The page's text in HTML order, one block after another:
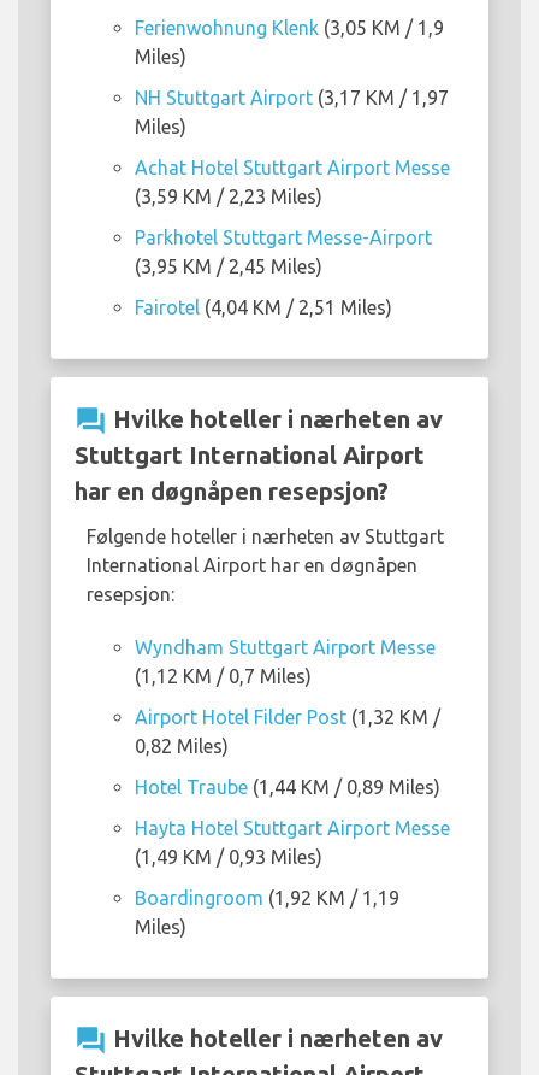
Ferienwohnung Klenk (3,05 KM / 1,9
Miles)
NH Stuttgart Airport (3,17 KM / 1,97
Miles)
Achat Hotel Stuttgart Airport Messe
(3,59 KM / 2,23 Miles)
Parkhotel Stuttgart Messe-Airport
(3,95 KM / 2,45 Miles)
Fairotel (4,04 KM / 2,51 Miles)
question_answer Hvilke hoteller i nærheten av
Stuttgart International Airport
har en døgnåpen resepsjon?
Følgende hoteller i nærheten av Stuttgart
International Airport har en døgnåpen
resepsjon:
Wyndham Stuttgart Airport Messe
(1,12 KM / 0,7 Miles)
Airport Hotel Filder Post (1,32 KM /
0,82 Miles)
Hotel Traube (1,44 KM / 0,89 Miles)
Hayta Hotel Stuttgart Airport Messe
(1,49 KM / 0,93 Miles)
Boardingroom (1,92 KM / 1,19
Miles)
question_answer Hvilke hoteller i nærheten av